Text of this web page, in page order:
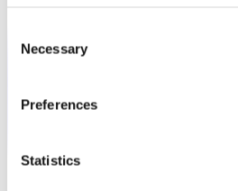
Selection
Necessary
Preferences
Statistics